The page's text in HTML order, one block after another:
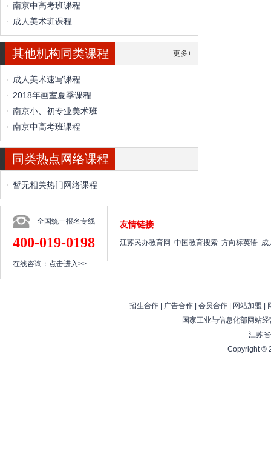
南京中高考班课程
成人美术班课程
其他机构同类课程 更多+
成人美术速写课程
2018年画室夏季课程
南京小、初专业美术班
南京中高考班课程
同类热点网络课程
暂无相关热门网络课程
全国统一报名专线
400-019-0198
在线咨询： 点击进入>>
友情链接
江苏民办教育网 中国教育搜索 方向标英语 成
招生合作| 广告合作| 会员合作| 网站加盟
国家工业与信息化部网站
江苏
Copyright ©